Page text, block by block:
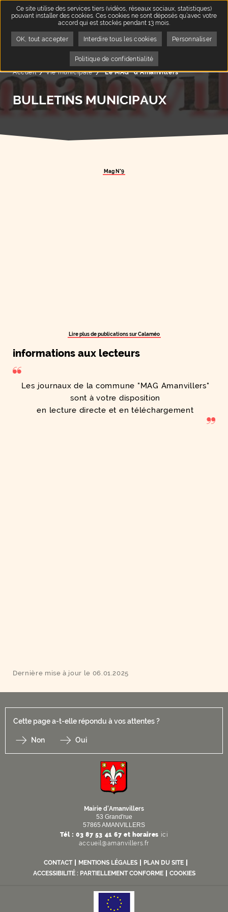
Accueil Vie municipale Page active :
"Le MAG" d'Amanvillers
BULLETINS MUNICIPAUX
Mag N°9
Lire plus de publications sur Calaméo
informations aux lecteurs
Les journaux de la commune "MAG Amanvillers"
sont à votre disposition
en lecture directe et en téléchargement
Dernière mise à jour le 06.01.2025
Cette page a-t-elle répondu à vos attentes ?
Non Oui
Mairie d'Amanvillers
53 Grand'rue
57865 AMANVILLERS
Tél : 03 87 53 41 67 et horaires ici
accueil@amanvillers.fr
CONTACT MENTIONS LÉGALES
PLAN DU SITE
ACCESSIBILITÉ : PARTIELLEMENT CONFORME
COOKIES
Ce site utilise des services tiers (vidéos, réseaux sociaux, statistiques)
pouvant installer des cookies. Ces cookies ne sont déposés qu’avec votre
accord qui est stockés pendant 13 mois.
OK, tout accepter Interdire tous les cookies Personnaliser
Politique de confidentialité